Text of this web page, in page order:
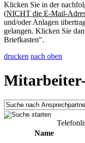
Klicken Sie in der
(NICHT die E-Mail-
und/oder Anlagen
gelangen. Klicken Sie
Briefkasten".
drucken nach oben
Name